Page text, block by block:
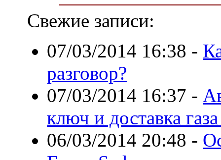
Свежие записи:
07/03/2014 16:38 -
разговор?
07/03/2014 16:37 -
ключ и доставка
06/03/2014 20:48 -